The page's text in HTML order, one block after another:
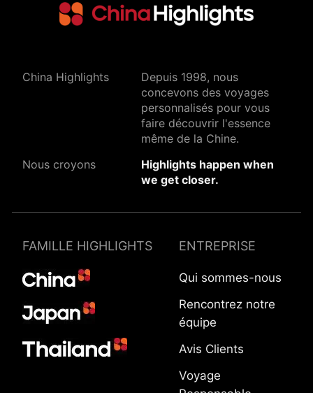
China Highlights
Depuis 1998, nous
concevons des voyages
personnalisés pour vous
faire découvrir l'essence
même de la Chine.
Nous croyons
Highlights happen when
we get closer.
FAMILLE HIGHLIGHTS ENTREPRISE
Qui sommes-nous
Rencontrez notre
équipe
Avis Clients
Voyage